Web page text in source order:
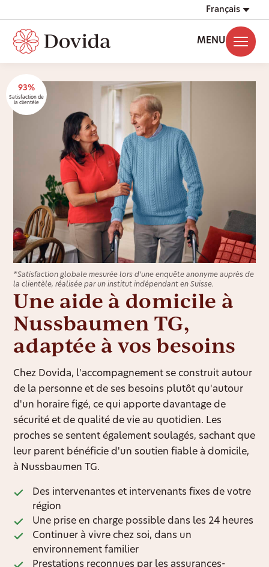
Français
MENU
93%
Satisfaction de
la clientèle
*Satisfaction globale mesurée lors d’une enquête anonyme auprès de
la clientèle, réalisée par un institut indépendant en Suisse.
Une aide à domicile à
Nussbaumen TG,
adaptée à vos besoins
Chez Dovida, l'accompagnement se construit autour
de la personne et de ses besoins plutôt qu'autour
d'un horaire figé, ce qui apporte davantage de
sécurité et de qualité de vie au quotidien. Les
proches se sentent également soulagés, sachant que
leur parent bénéficie d'un soutien fiable à domicile,
à Nussbaumen TG.
Des intervenantes et intervenants fixes de votre
région
Une prise en charge possible dans les 24 heures
Continuer à vivre chez soi, dans un
environnement familier
Prestations reconnues par les assurances-